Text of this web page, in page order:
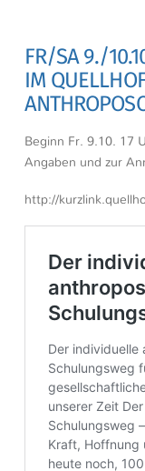
FR/SA 9./
IM
Beginn Fr. 9.10. 17
Angaben und zur
http://